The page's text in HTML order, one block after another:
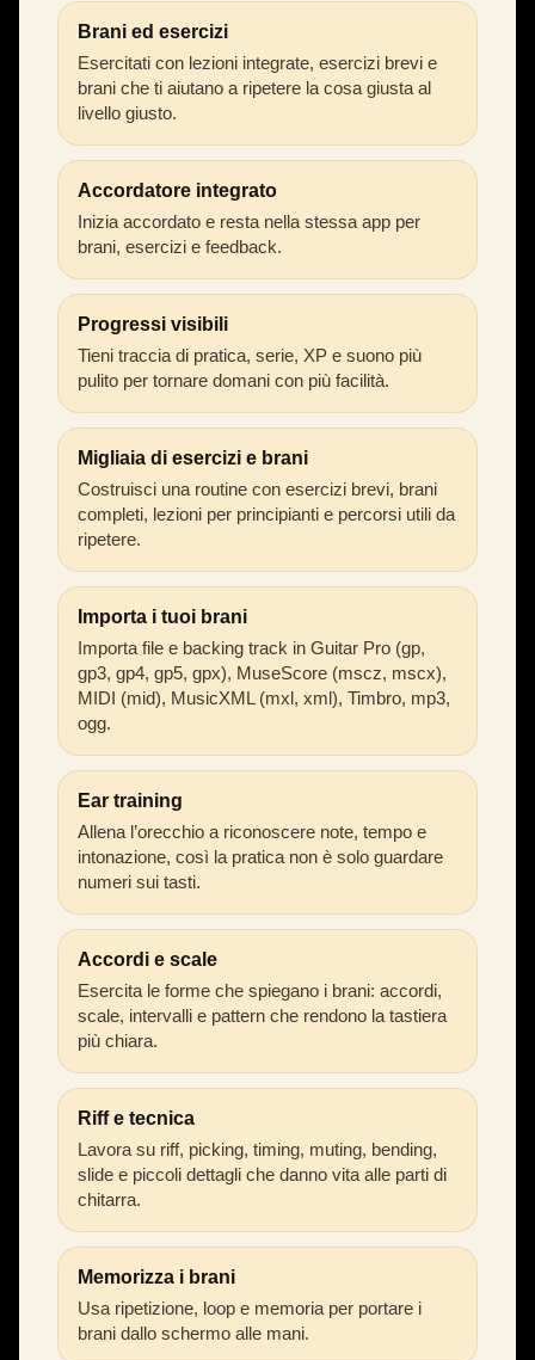
Brani ed esercizi
Esercitati con lezioni integrate, esercizi brevi e
brani che ti aiutano a ripetere la cosa giusta al
livello giusto.
Accordatore integrato
Inizia accordato e resta nella stessa app per
brani, esercizi e feedback.
Progressi visibili
Tieni traccia di pratica, serie, XP e suono più
pulito per tornare domani con più facilità.
Migliaia di esercizi e brani
Costruisci una routine con esercizi brevi, brani
completi, lezioni per principianti e percorsi utili da
ripetere.
Importa i tuoi brani
Importa file e backing track in Guitar Pro (gp,
gp3, gp4, gp5, gpx), MuseScore (mscz, mscx),
MIDI (mid), MusicXML (mxl, xml), Timbro, mp3,
ogg.
Ear training
Allena l’orecchio a riconoscere note, tempo e
intonazione, così la pratica non è solo guardare
numeri sui tasti.
Accordi e scale
Esercita le forme che spiegano i brani: accordi,
scale, intervalli e pattern che rendono la tastiera
più chiara.
Riff e tecnica
Lavora su riff, picking, timing, muting, bending,
slide e piccoli dettagli che danno vita alle parti di
chitarra.
Memorizza i brani
Usa ripetizione, loop e memoria per portare i
brani dallo schermo alle mani.